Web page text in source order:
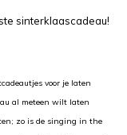
sinterklaascadeau!
voor je laten
al meteen wilt laten
zo is de singing in the